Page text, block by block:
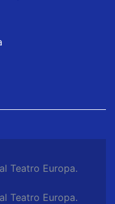
Teatro Europa.
Teatro Europa.